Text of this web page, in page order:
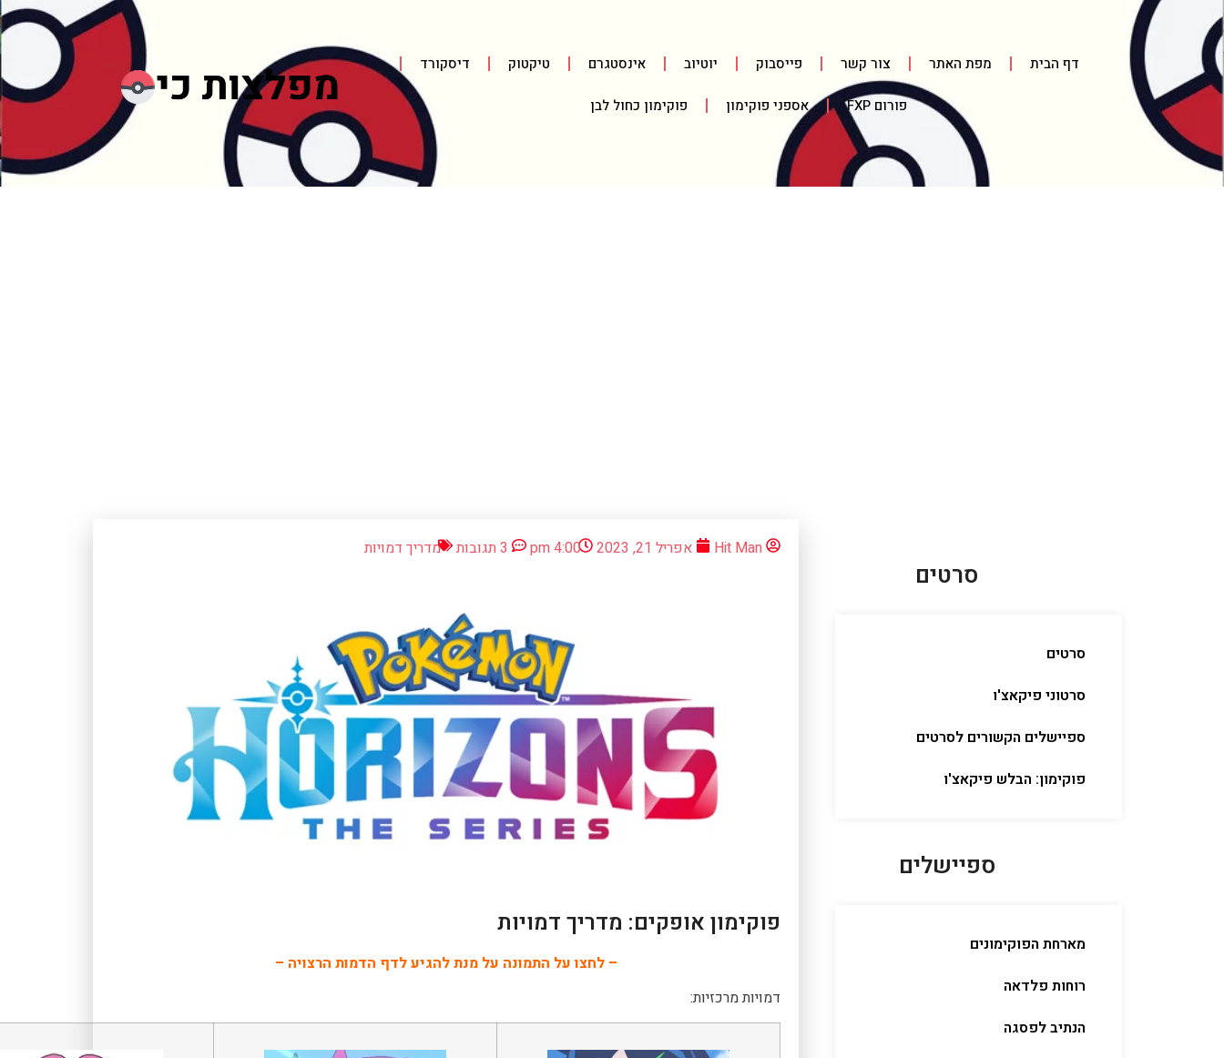
דף הבית מפת האתר צור קשר פייסבוק יוטיוב אינסטגרם טיקטוק דיסקורד
פורום FXP אספני פוקימון פוקימון כחול לבן
סרטים
סרטים
סרטוני פיקאצ'ו
ספיישלים הקשורים לסרטים
פוקימון: הבלש פיקאצ'ו
ספיישלים
מארחת הפוקימונים
רוחות פלדאה
הנתיב לפסגה
Hit Man אפריל 21, 2023 4:00 pm 3 תגובות מדריך דמויות
פוקימון אופקים: מדריך דמויות
– לחצו על התמונה על מנת להגיע לדף הדמות הרצויה –
דמויות מרכזיות: